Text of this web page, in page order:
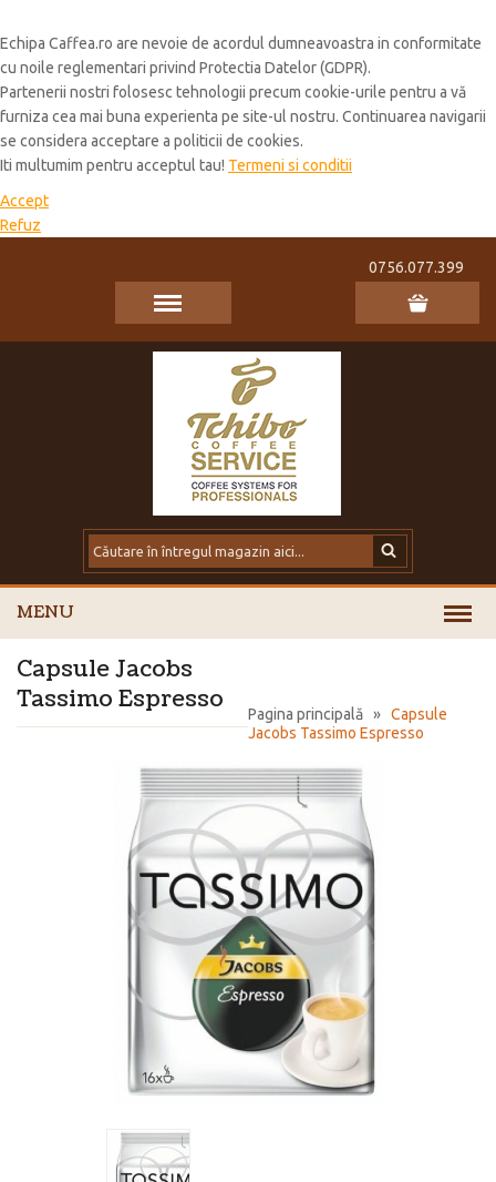
Echipa Caffea.ro are nevoie de acordul dumneavoastra in conformitate
cu noile reglementari privind Protectia Datelor (GDPR).
Partenerii nostri folosesc tehnologii precum cookie-urile pentru a vă
furniza cea mai buna experienta pe site-ul nostru. Continuarea navigarii
se considera acceptare a politicii de cookies.
Iti multumim pentru acceptul tau! Termeni si conditii
Accept
Refuz
0756.077.399
MENU
Pagina principală » Capsule
Jacobs Tassimo Espresso
Capsule Jacobs
Tassimo Espresso